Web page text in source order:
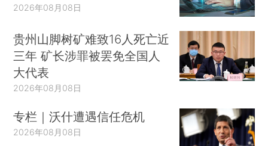
2026年08月08日
贵州山脚树矿难致16人死亡近
三年 矿长涉罪被罢免全国人
大代表
2026年08月08日
专栏｜沃什遭遇信任危机
2026年08月08日